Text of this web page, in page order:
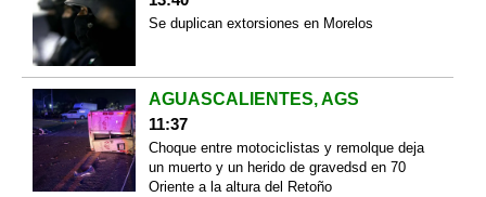
Se duplican extorsiones en Morelos
AGUASCALIENTES, AGS
11:37
Choque entre motociclistas y remolque deja
un muerto y un herido de gravedsd en 70
Oriente a la altura del Retoño